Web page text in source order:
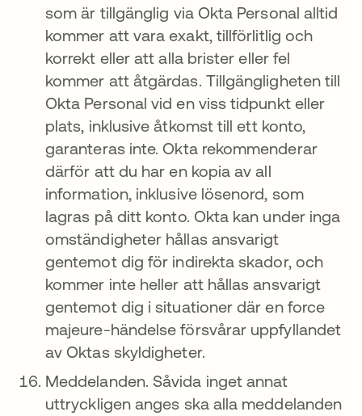
som är tillgänglig via Okta Personal alltid
kommer att vara exakt, tillförlitlig och
korrekt eller att alla brister eller fel
kommer att åtgärdas. Tillgängligheten till
Okta Personal vid en viss tidpunkt eller
plats, inklusive åtkomst till ett konto,
garanteras inte. Okta rekommenderar
därför att du har en kopia av all
information, inklusive lösenord, som
lagras på ditt konto. Okta kan under inga
omständigheter hållas ansvarigt
gentemot dig för indirekta skador, och
kommer inte heller att hållas ansvarigt
gentemot dig i situationer där en force
majeure-händelse försvårar uppfyllandet
av Oktas skyldigheter.
Meddelanden. Såvida inget annat
uttryckligen anges ska alla meddelanden